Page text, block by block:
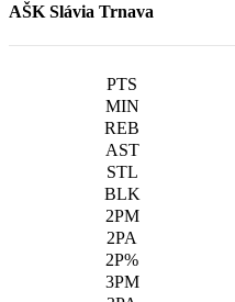
AŠK Slávia Trnava